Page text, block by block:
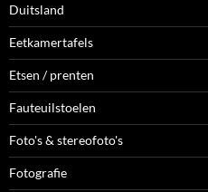
Duitsland
Eetkamertafels
Etsen / prenten
Fauteuilstoelen
Foto's & stereofoto's
Fotografie